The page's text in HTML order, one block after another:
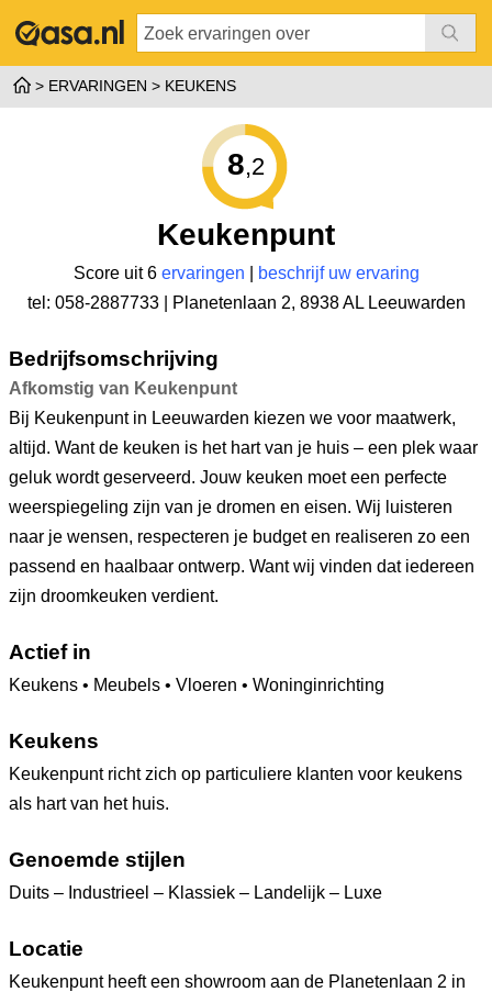
ERVARINGEN KEUKENS
8,2
Keukenpunt
Score uit 6 ervaringen
beschrijf uw ervaring
tel: 058-2887733 |
Planetenlaan 2, 8938 AL Leeuwarden
Bedrijfsomschrijving
Afkomstig van Keukenpunt
Bij Keukenpunt in Leeuwarden kiezen we voor maatwerk,
altijd. Want de keuken is het hart van je huis – een plek waar
geluk wordt geserveerd. Jouw keuken moet een perfecte
weerspiegeling zijn van je dromen en eisen. Wij luisteren
naar je wensen, respecteren je budget en realiseren zo een
passend en haalbaar ontwerp. Want wij vinden dat iedereen
zijn droomkeuken verdient.
Actief in
Keukens • Meubels • Vloeren • Woninginrichting
Keukens
Keukenpunt richt zich op particuliere klanten voor keukens
als hart van het huis.
Genoemde stijlen
Duits – Industrieel – Klassiek – Landelijk – Luxe
Locatie
Keukenpunt heeft een showroom aan de Planetenlaan 2 in